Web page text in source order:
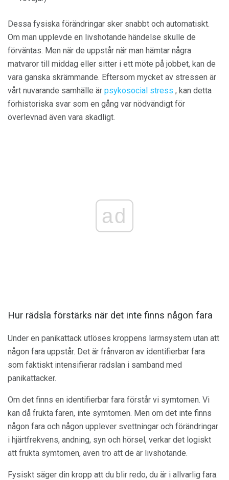
Dessa fysiska förändringar sker snabbt och automatiskt.
Om man upplevde en livshotande händelse skulle de
förväntas. Men när de uppstår när man hämtar några
matvaror till middag eller sitter i ett möte på jobbet, kan de
vara ganska skrämmande. Eftersom mycket av stressen är
vårt nuvarande samhälle är psykosocial stress , kan detta
förhistoriska svar som en gång var nödvändigt för
överlevnad även vara skadligt.
ad
Hur rädsla förstärks när det inte finns någon fara
Under en panikattack utlöses kroppens larmsystem utan att
någon fara uppstår. Det är frånvaron av identifierbar fara
som faktiskt intensifierar rädslan i samband med
panikattacker.
Om det finns en identifierbar fara förstår vi symtomen. Vi
kan då frukta faren, inte symtomen. Men om det inte finns
någon fara och någon upplever svettningar och förändringar
i hjärtfrekvens, andning, syn och hörsel, verkar det logiskt
att frukta symtomen, även tro att de är livshotande.
Fysiskt säger din kropp att du blir redo, du är i allvarlig fara.